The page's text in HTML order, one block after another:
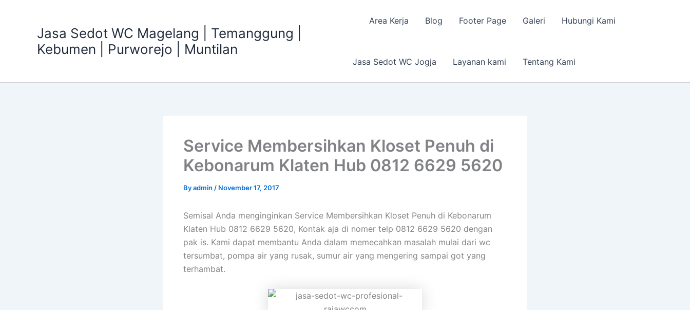
Jasa Sedot WC Magelang | Temanggung |
Kebumen | Purworejo | Muntilan
Area Kerja Blog Footer Page Galeri Hubungi Kami
Jasa Sedot WC Jogja Layanan kami Tentang Kami
Service Membersihkan Kloset Penuh di
Kebonarum Klaten Hub 0812 6629 5620
Byadmin / November 17, 2017
Semisal Anda menginginkan Service Membersihkan Kloset Penuh di Kebonarum
Klaten Hub 0812 6629 5620, Kontak aja di nomer telp 0812 6629 5620 dengan
pak is. Kami dapat membantu Anda dalam memecahkan masalah mulai dari wc
tersumbat, pompa air yang rusak, sumur air yang mengering sampai got yang
terhambat.